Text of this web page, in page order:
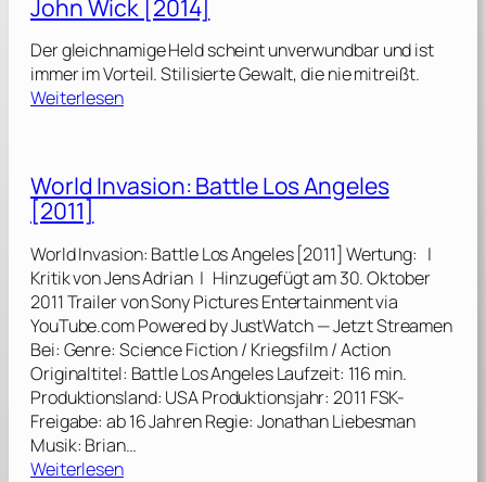
n
i
c
k
a
p
t
e
l
2
[
2
0
1
7
]
John Wick [2014]
Der gleichnamige Held scheint unverwundbar und ist
immer im Vorteil. Stilisierte Gewalt, die nie mitreißt.
Weiterlesen:
n
c
k
[
2
0
1
4
]
World Invasion: Battle Los Angeles
[2011]
World Invasion: Battle Los Angeles [2011] Wertung: |
Kritik von Jens Adrian | Hinzugefügt am 30. Oktober
2011 Trailer von Sony Pictures Entertainment via
YouTube.com Powered by JustWatch — Jetzt Streamen
Bei: Genre: Science Fiction / Kriegsfilm / Action
Originaltitel: Battle Los Angeles Laufzeit: 116 min.
Produktionsland: USA Produktionsjahr: 2011 FSK-
Freigabe: ab 16 Jahren Regie: Jonathan Liebesman
Musik: Brian…
Weiterlesen: